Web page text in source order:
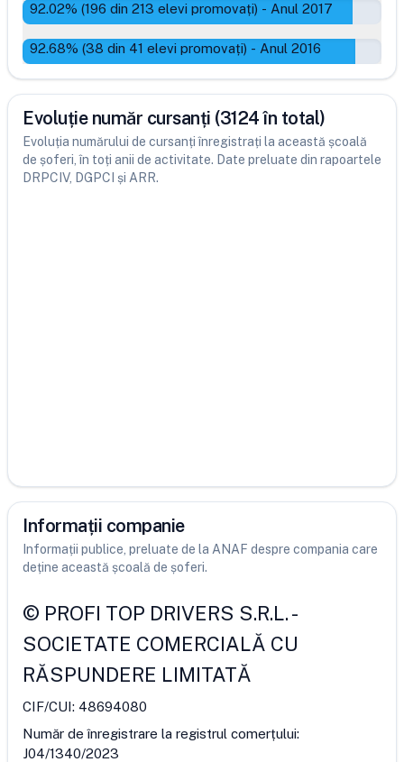
92.02% (196 din 213 elevi promovați) - Anul 2017
92.68% (38 din 41 elevi promovați) - Anul 2016
Evoluție număr cursanți (3124 în total)
Evoluția numărului de cursanți înregistrați la această școală
de șoferi, în toți anii de activitate. Date preluate din rapoartele
DRPCIV, DGPCI și ARR.
Informații companie
Informații publice, preluate de la ANAF despre compania care
deține această școală de șoferi.
© PROFI TOP DRIVERS S.R.L.-
SOCIETATE COMERCIALĂ CU
RĂSPUNDERE LIMITATĂ
CIF/CUI: 48694080
Număr de înregistrare la registrul comerțului:
J04/1340/2023